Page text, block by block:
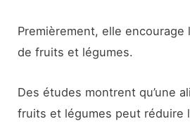
Premièrement, elle encourage
de fruits et légumes.
Des études montrent qu’une
fruits et légumes peut réduire